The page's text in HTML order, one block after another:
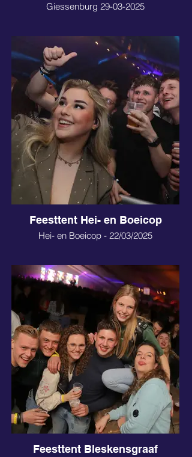
Giessenburg 29-03-2025
Feesttent Hei- en Boeicop
Hei- en Boeicop - 22/03/2025
Feesttent Bleskensgraaf